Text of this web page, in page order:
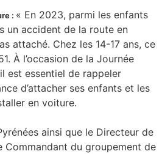
: « En 2023, parmi les enfants
un accident de la route en
attaché. Chez les 14-17 ans, ce
À l’occasion de la Journée
est essentiel de rappeler
d’attacher ses enfants et les
en voiture.
ainsi que le Directeur de
Commandant du groupement de